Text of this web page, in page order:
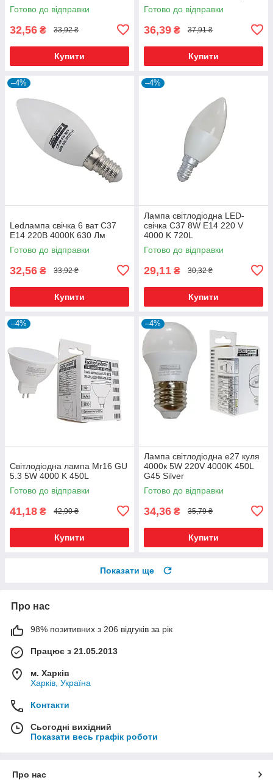
Готово до відправки
32,56 ₴ 33,92 ₴
Купити
Готово до відправки
36,39 ₴ 37,91 ₴
Купити
–4%
Ledлампа свічка 6 ват C37
E14 220В 4000К 630 Лм
Готово до відправки
32,56 ₴ 33,92 ₴
Купити
–4%
Лампа світлодіодна LED-
свічка C37 8W E14 220 V
4000 K 720L
Готово до відправки
29,11 ₴ 30,32 ₴
Купити
–4%
Світлодіодна лампа Mr16 GU
5.3 5W 4000 K 450L
Готово до відправки
41,18 ₴ 42,90 ₴
Купити
–4%
Лампа світлодіодна е27 куля
4000к 5W 220V 4000K 450L
G45 Silver
Готово до відправки
34,36 ₴ 35,79 ₴
Купити
Показати ще
Про нас
98% позитивних з 206 відгуків за рік
Працює з 21.05.2013
м. Харків
Харків, Україна
Контакти
Сьогодні вихідний
Показати весь графік роботи
Про нас